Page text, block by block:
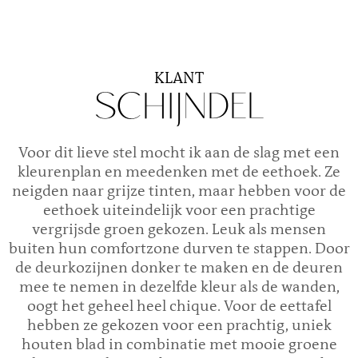
KLANT
SCHIJNDEL
Voor dit lieve stel mocht ik aan de slag met een
kleurenplan en meedenken met de eethoek. Ze
neigden naar grijze tinten, maar hebben voor de
eethoek uiteindelijk voor een prachtige
vergrijsde groen gekozen. Leuk als mensen
buiten hun comfortzone durven te stappen. Door
de deurkozijnen donker te maken en de deuren
mee te nemen in dezelfde kleur als de wanden,
oogt het geheel heel chique. Voor de eettafel
hebben ze gekozen voor een prachtig, uniek
houten blad in combinatie met mooie groene